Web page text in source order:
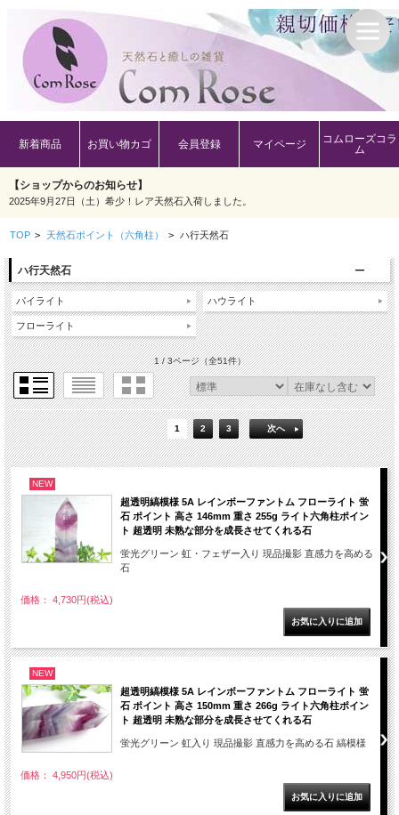
新着商品 お買い物カゴ 会員登録 マイページ
コムローズコラ
ム
【ショップからのお知らせ】
2025年9月27日（土）希少！レア天然石入荷しました。
TOP > 天然石ポイント（六角柱） > ハ行天然石
ハ行天然石
パイライト
フローライト
ハウライト
1 / 3ページ（全51件）
1 2 3 次へ
NEW
超透明縞模様 5A レインボーファントム フローライト 蛍
石 ポイント 高さ 146mm 重さ 255g ライト六角柱ポイン
ト 超透明 未熟な部分を成長させてくれる石
蛍光グリーン 虹・フェザー入り 現品撮影 直感力を高める
石
価格： 4,730円(税込)
NEW
超透明縞模様 5A レインボーファントム フローライト 蛍
石 ポイント 高さ 150mm 重さ 266g ライト六角柱ポイン
ト 超透明 未熟な部分を成長させてくれる石
蛍光グリーン 虹入り 現品撮影 直感力を高める石 縞模様
価格： 4,950円(税込)